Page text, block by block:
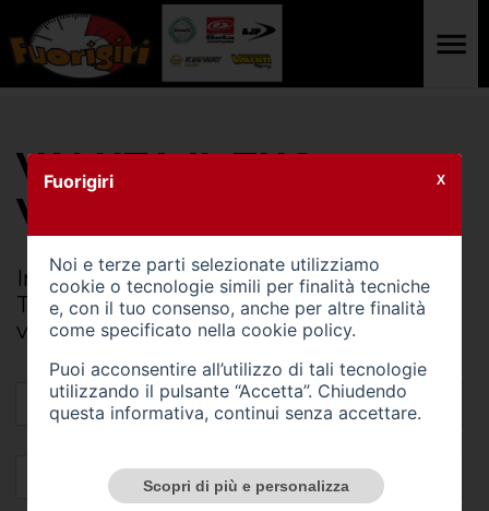
VALUTA IL TUO
VEICOLO
Inviaci i dati della tua vettura, il nostro
Team ti contatterà per fornirti una
valutazione e tutte le informazioni
Fuorigiri
Noi e terze parti selezionate utilizziamo
cookie o tecnologie simili per finalità tecniche
e, con il tuo consenso, anche per altre finalità
come specificato nella cookie policy.
Puoi acconsentire all’utilizzo di tali tecnologie
utilizzando il pulsante “Accetta”. Chiudendo
questa informativa, continui senza accettare.
Scopri di più e personalizza
X